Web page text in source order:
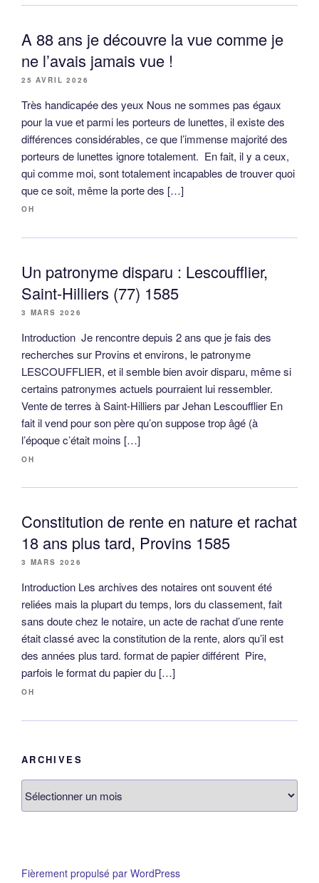
A 88 ans je découvre la vue comme je
ne l’avais jamais vue !
25 AVRIL 2026
Très handicapée des yeux Nous ne sommes pas égaux
pour la vue et parmi les porteurs de lunettes, il existe des
différences considérables, ce que l’immense majorité des
porteurs de lunettes ignore totalement. En fait, il y a ceux,
qui comme moi, sont totalement incapables de trouver quoi
que ce soit, même la porte des […]
OH
Un patronyme disparu : Lescoufflier,
Saint-Hilliers (77) 1585
3 MARS 2026
Introduction Je rencontre depuis 2 ans que je fais des
recherches sur Provins et environs, le patronyme
LESCOUFFLIER, et il semble bien avoir disparu, même si
certains patronymes actuels pourraient lui ressembler.
Vente de terres à Saint-Hilliers par Jehan Lescoufflier En
fait il vend pour son père qu’on suppose trop âgé (à
l’époque c’était moins […]
OH
Constitution de rente en nature et rachat
18 ans plus tard, Provins 1585
3 MARS 2026
Introduction Les archives des notaires ont souvent été
reliées mais la plupart du temps, lors du classement, fait
sans doute chez le notaire, un acte de rachat d’une rente
était classé avec la constitution de la rente, alors qu’il est
des années plus tard. format de papier différent Pire,
parfois le format du papier du […]
OH
ARCHIVES
Fièrement propulsé par WordPress